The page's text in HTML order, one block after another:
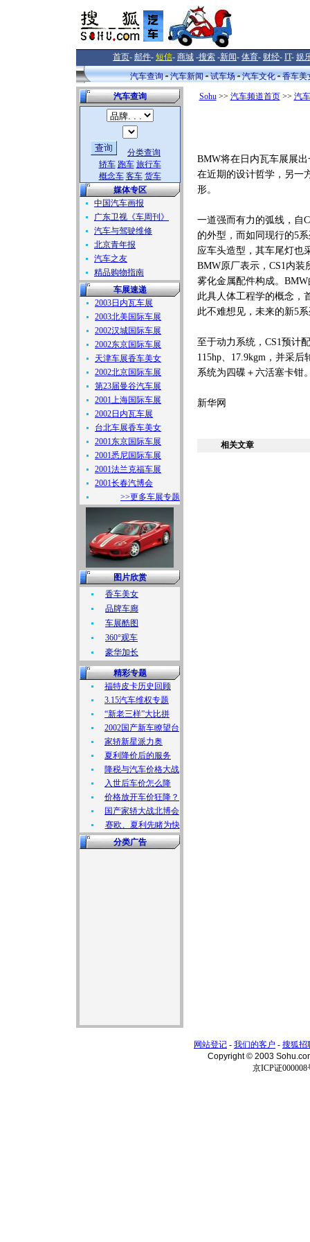
首页- 邮件- 短信- 商城 -搜索 -新闻- 体育- 财经- IT- 娱
汽车查询
汽车新闻 试车场 汽车文化 香车美
汽车查询
分类查询
轿车 跑车 旅行车
概念车 客车 货车
媒体专区
中国汽车画报
广东卫视《车周刊》
汽车与驾驶维修
北京青年报
汽车之友
精品购物指南
车展速递
2003日内瓦车展
2003北美国际车展
2002汉城国际车展
2002东京国际车展
天津车展香车美女
2002北京国际车展
第23届曼谷汽车展
2001上海国际车展
2002日内瓦车展
台北车展香车美女
2001东京国际车展
2001悉尼国际车展
2001法兰克福车展
2001长春汽博会
>>更多车展专题
图片欣赏
香车美女
品牌车廊
车展酷图
360°观车
豪华加长
精彩专题
福特皮卡历史回顾
3.15汽车维权专题
“新老三样”大比拼
2002国产新车瞭望台
家轿新星派力奥
夏利降价后的服务
降税与汽车价格大战
入世后车价怎么降
价格放开车价狂降？
国产家轿大战北博会
赛欧、夏利先睹为快
分类广告
Sohu>> 汽车频道首页>> 汽
BMW将在日内瓦车展展
在近期的设计哲学，另一
形。
一道强而有力的弧线，自
的外型，而如同现行的5
应车头造型，其车尾灯也
BMW原厂表示，CS1内装
雾化金属配件构成。
此具人体工程学的概念，
此不难想见，未来的新5
至于动力系统，CS1预计
115hp、17.9kgm，并采
系统为四碟＋六活塞卡钳
新华网
相关文章
网站登记 - 我们的客户 - 搜狐招
Copyright © 2003
京ICP证